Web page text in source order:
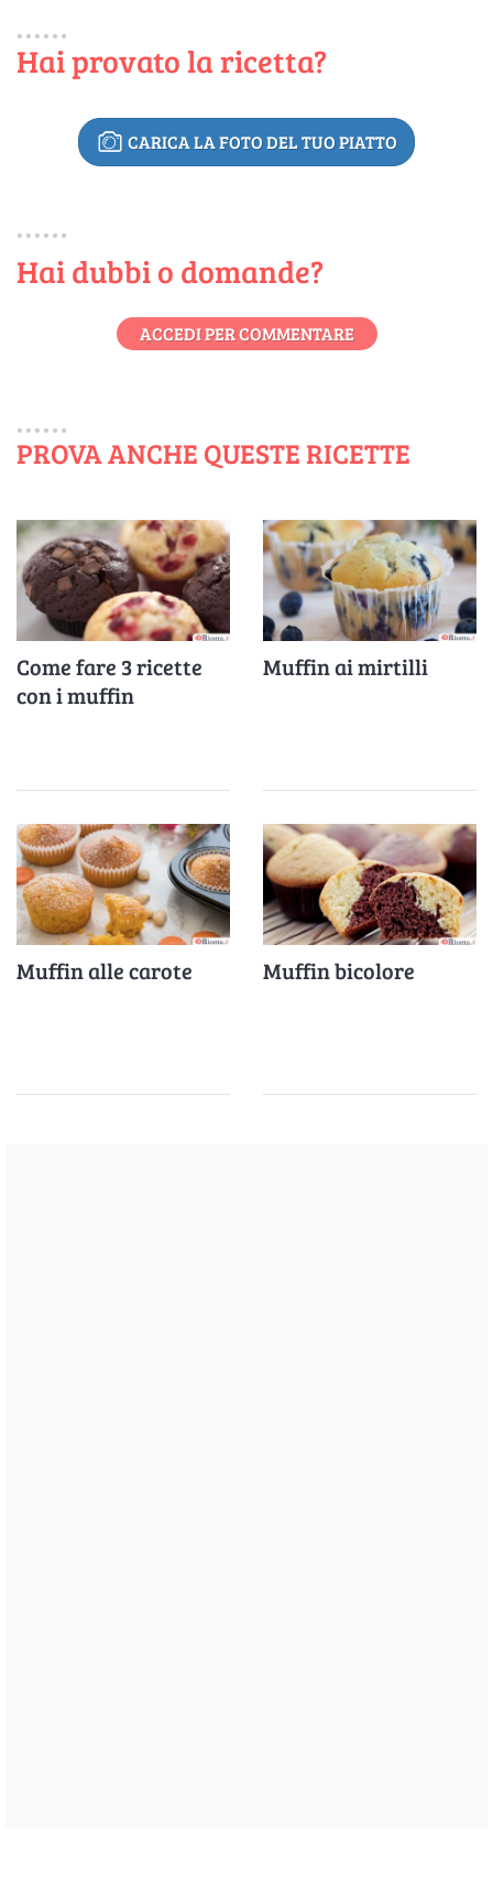
Hai provato la ricetta?
CARICA LA FOTO DEL TUO PIATTO
Hai dubbi o domande?
ACCEDI PER COMMENTARE
PROVA ANCHE QUESTE RICETTE
Come fare 3 ricette
con i muffin
Muffin ai mirtilli
Muffin alle carote Muffin bicolore